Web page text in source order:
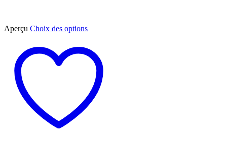
Aperçu Choix des optionsCe
plusieurs
variations.
Les
options
peuvent
être
choisies